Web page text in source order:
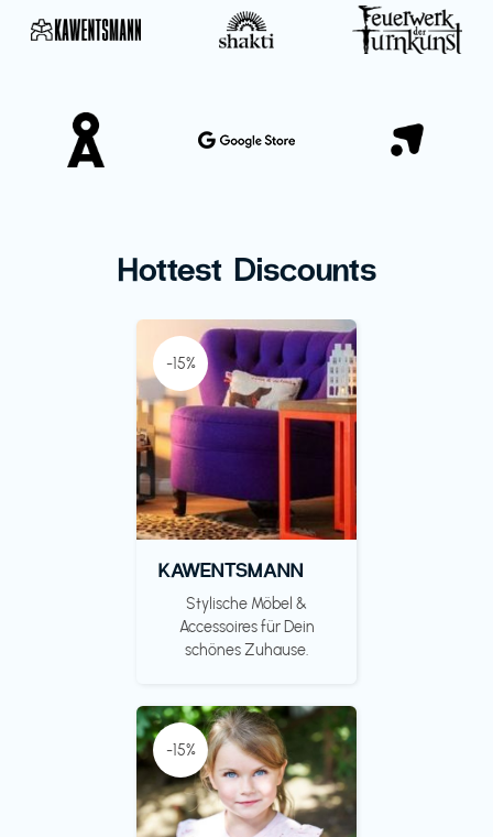
Hottest Discounts
-15%
KAWENTSMANN
Stylische Möbel &
Accessoires für Dein
schönes Zuhause.
-15%